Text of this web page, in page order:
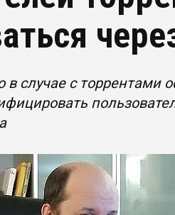
случае с торрентами